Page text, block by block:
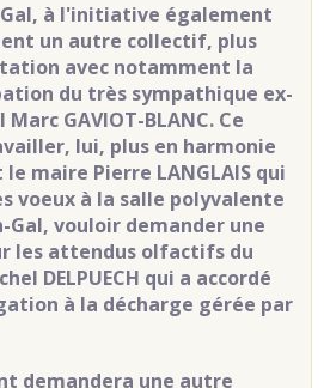
à l'initiative également
un autre collectif, plus
avec notamment la
du très sympathique ex-
GAVIOT-BLANC. Ce
lui, plus en harmonie
maire Pierre LANGLAIS qui
voeux à la salle polyvalente
Gal, vouloir demander une
les attendus olfactifs du
DELPUECH qui a accordé
à la décharge gérée par
demandera une autre